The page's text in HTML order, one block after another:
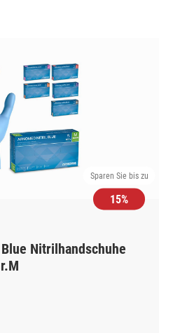
Sparen Sie bis zu
15%
Nitrilhandschuhe